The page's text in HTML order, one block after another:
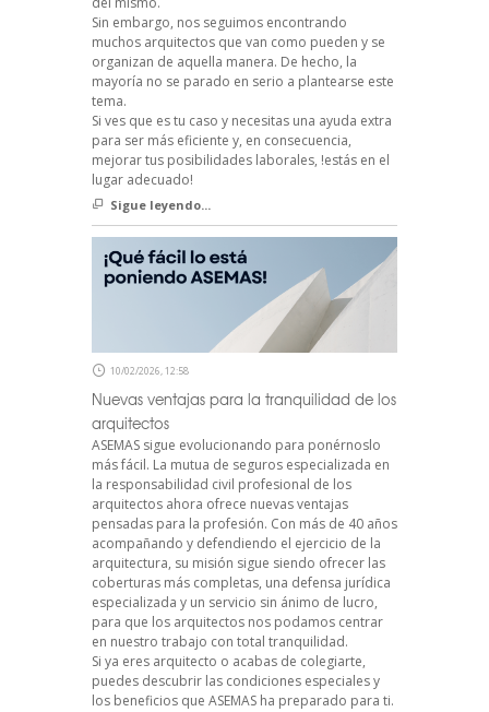
Sin embargo, nos seguimos encontrando
muchos arquitectos que van como pueden y se
organizan de aquella manera. De hecho, la
mayoría no se parado en serio a plantearse este
tema.
Si ves que es tu caso y necesitas una ayuda extra
para ser más eficiente y, en consecuencia,
mejorar tus posibilidades laborales, !estás en el
lugar adecuado!
Sigue leyendo...
10/02/2026, 12:58
Nuevas ventajas para la tranquilidad de los
arquitectos
ASEMAS sigue evolucionando para ponérnoslo
más fácil. La mutua de seguros especializada en
la responsabilidad civil profesional de los
arquitectos ahora ofrece nuevas ventajas
pensadas para la profesión. Con más de 40 años
acompañando y defendiendo el ejercicio de la
arquitectura, su misión sigue siendo ofrecer las
coberturas más completas, una defensa jurídica
especializada y un servicio sin ánimo de lucro,
para que los arquitectos nos podamos centrar
en nuestro trabajo con total tranquilidad.
Si ya eres arquitecto o acabas de colegiarte,
puedes descubrir las condiciones especiales y
los beneficios que ASEMAS ha preparado para ti.